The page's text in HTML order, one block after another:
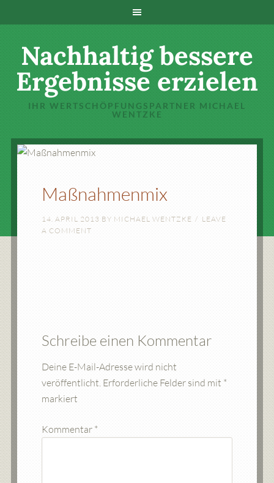
Nachhaltig bessere
Ergebnisse erzielen
IHR WERTSCHÖPFUNGSPARTNER MICHAEL
WENTZKE
Maßnahmenmix
14. APRIL 2013 BY MICHAEL WENTZKE
LEAVE
A COMMENT
Schreibe einen Kommentar
Deine E-Mail-Adresse wird nicht
veröffentlicht. Erforderliche Felder sind mit *
markiert
Kommentar *